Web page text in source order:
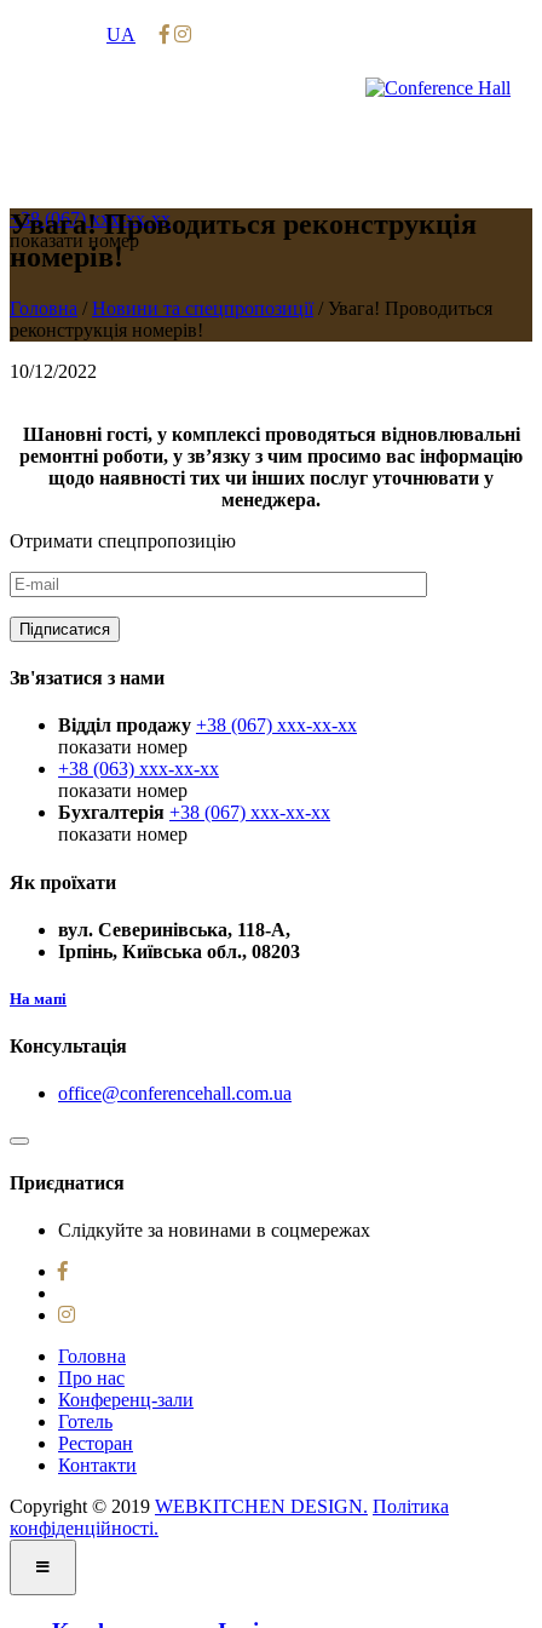
UA
+38 (067)xxx-xx-xx
показати номер
Увага! Проводиться реконструкція
номерів!
Головна / Новини та спецпропозиції/ Увага! Проводиться
реконструкція номерів!
10/12/2022
Шановні гості, у комплексі проводяться відновлювальні
ремонтні роботи, у зв’язку з чим просимо вас інформацію
щодо наявності тих чи інших послуг уточнювати у
менеджера.
Отримати спецпропозицію
Зв'язатися з нами
Відділ продажу +38 (067) xxx-xx-xx
показати номер
+38 (063) xxx-xx-xx
показати номер
Бухгалтерія +38 (067) xxx-xx-xx
показати номер
Як проїхати
вул. Северинівська, 118-А,
Ірпінь, Київська обл., 08203
На мапі
Консультація
office@conferencehall.com.ua
Приєднатися
Слідкуйте за новинами в соцмережах
Головна
Про нас
Конференц-зали
Готель
Ресторан
Контакти
Copyright © 2019 ‌ WEBKITCHEN DESIGN. Політика
конфіденційності.